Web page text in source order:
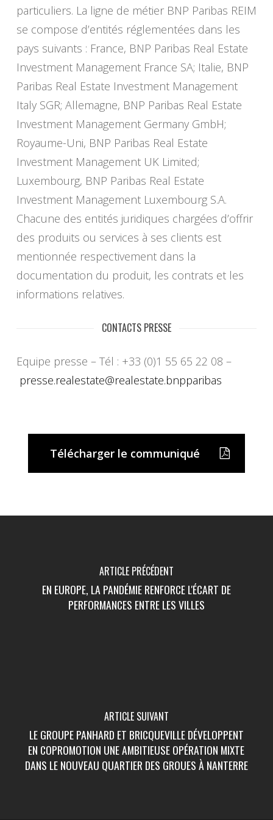
particuliers. La ligne de métier BNP Paribas REIM
se compose d’entités réglementées dans les
pays suivants : France, BNP Paribas Real Estate
Investment Management France SA; Italie, BNP
Paribas Real Estate Investment Management
Italy SGR; Allemagne, BNP Paribas Real Estate
Investment Management Germany GmbH;
Royaume-Uni, BNP Paribas Real Estate
Investment Management UK Limited;
Luxembourg, BNP Paribas Real Estate
Investment Management Luxembourg S.A.
Chacune des entités juridiques chargées d’offrir
des produits ou services à ses clients est
mentionnée respectivement dans la
documentation du produit, les contrats et les
informations relatives.
CONTACTS PRESSE
Equipe presse – Tél : +33 (0)1 55 65 22 08 –
presse.realestate@realestate.bnpparibas
Télécharger le communiqué
ARTICLE PRÉCÉDENT
EN EUROPE, LA PANDÉMIE RENFORCE L'ÉCART DE
PERFORMANCES ENTRE LES VILLES
ARTICLE SUIVANT
LE GROUPE PANHARD ET BRICQUEVILLE DÉVELOPPENT
EN COPROMOTION UNE AMBITIEUSE OPÉRATION MIXTE
DANS LE NOUVEAU QUARTIER DES GROUES À NANTERRE